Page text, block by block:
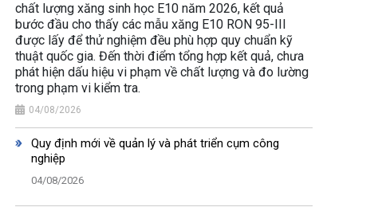
chất lượng xăng sinh học E10 năm 2026, kết quả
bước đầu cho thấy các mẫu xăng E10 RON 95-III
được lấy để thử nghiệm đều phù hợp quy chuẩn kỹ
thuật quốc gia. Đến thời điểm tổng hợp kết quả, chưa
phát hiện dấu hiệu vi phạm về chất lượng và đo lường
trong phạm vi kiểm tra.
04/08/2026
Quy định mới về quản lý và phát triển cụm công
nghiệp
04/08/2026